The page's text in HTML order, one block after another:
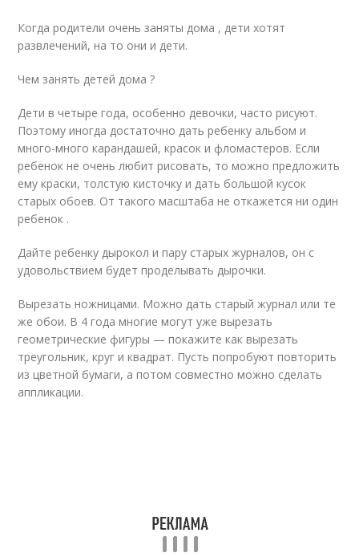
Когда родители очень заняты дома , дети хотят
развлечений, на то они и дети.
Чем занять детей дома ?
Дети в четыре года, особенно девочки, часто рисуют.
Поэтому иногда достаточно дать ребенку альбом и
много-много карандашей, красок и фломастеров. Если
ребенок не очень любит рисовать, то можно предложить
ему краски, толстую кисточку и дать большой кусок
старых обоев. От такого масштаба не откажется ни один
ребенок .
Дайте ребенку дырокол и пару старых журналов, он с
удовольствием будет проделывать дырочки.
Вырезать ножницами. Можно дать старый журнал или те
же обои. В 4 года многие могут уже вырезать
геометрические фигуры — покажите как вырезать
треугольник, круг и квадрат. Пусть попробуют повторить
из цветной бумаги, а потом совместно можно сделать
аппликации.